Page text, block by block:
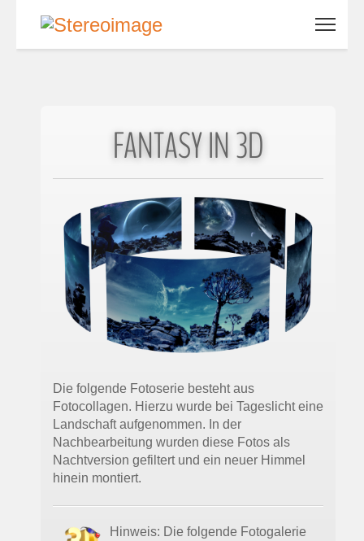
FANTASY IN 3D
Die folgende Fotoserie besteht aus
Fotocollagen. Hierzu wurde bei Tageslicht eine
Landschaft aufgenommen. In der
Nachbearbeitung wurden diese Fotos als
Nachtversion gefiltert und ein neuer Himmel
hinein montiert.
Hinweis: Die folgende Fotogalerie